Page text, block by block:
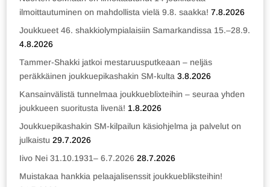
ilmoittautuminen on mahdollista vielä 9.8. saakka! 7.8.2026
Joukkueet 46. shakkiolympialaisiin Samarkandissa 15.–28.9.
4.8.2026
Tammer-Shakki jatkoi mestaruusputkeaan – neljäs
peräkkäinen joukkuepikashakin SM-kulta 3.8.2026
Kansainvälistä tunnelmaa joukkueblixteihin – seuraa yhden
joukkueen suoritusta livenä! 1.8.2026
Joukkuepikashakin SM-kilpailun käsiohjelma ja palvelut on
julkaistu 29.7.2026
Iivo Nei 31.10.1931– 6.7.2026 28.7.2026
Muistakaa hankkia pelaajalisenssit joukkuebliksteihin!